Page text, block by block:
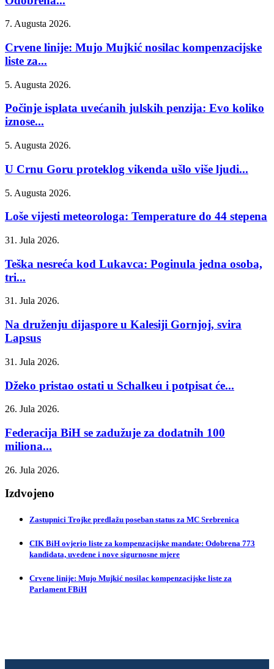
7. Augusta 2026.
Crvene linije: Mujo Mujkić nosilac kompenzacijske
liste za...
5. Augusta 2026.
Počinje isplata uvećanih julskih penzija: Evo koliko
iznose...
5. Augusta 2026.
U Crnu Goru proteklog vikenda ušlo više ljudi...
5. Augusta 2026.
Loše vijesti meteorologa: Temperature do 44 stepena
31. Jula 2026.
Teška nesreća kod Lukavca: Poginula jedna osoba,
tri...
31. Jula 2026.
Na druženju dijaspore u Kalesiji Gornjoj, svira
Lapsus
31. Jula 2026.
Džeko pristao ostati u Schalkeu i potpisat će...
26. Jula 2026.
Federacija BiH se zadužuje za dodatnih 100
miliona...
26. Jula 2026.
Izdvojeno
Zastupnici Trojke predlažu poseban status za MC Srebrenica
CIK BiH ovjerio liste za kompenzacijske mandate: Odobrena 773
kandidata, uvedene i nove sigurnosne mjere
Crvene linije: Mujo Mujkić nosilac kompenzacijske liste za
Parlament FBiH